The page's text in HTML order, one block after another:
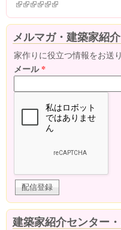
(link is external)
(link is external)
(link is external)
(link is external)
(link is external)
(link is external)
メルマガ・建築家紹
家作りに役立つ情報をお送
メール*
建築家紹介センター